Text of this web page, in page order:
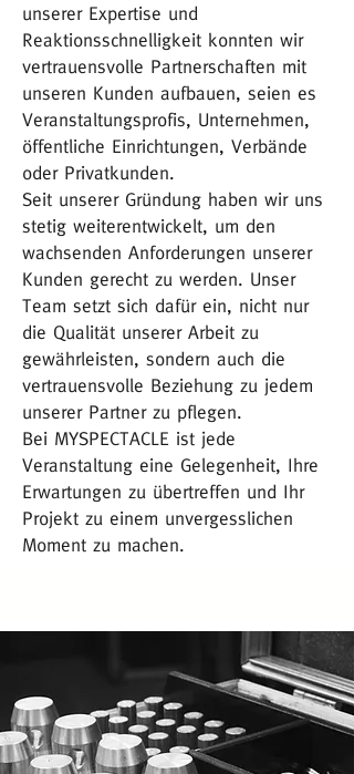
unserer Expertise und
Reaktionsschnelligkeit konnten wir
vertrauensvolle Partnerschaften mit
unseren Kunden aufbauen, seien es
Veranstaltungsprofis, Unternehmen,
öffentliche Einrichtungen, Verbände
oder Privatkunden.
Seit unserer Gründung haben wir uns
stetig weiterentwickelt, um den
wachsenden Anforderungen unserer
Kunden gerecht zu werden. Unser
Team setzt sich dafür ein, nicht nur
die Qualität unserer Arbeit zu
gewährleisten, sondern auch die
vertrauensvolle Beziehung zu jedem
unserer Partner zu pflegen.
Bei MYSPECTACLE ist jede
Veranstaltung eine Gelegenheit, Ihre
Erwartungen zu übertreffen und Ihr
Projekt zu einem unvergesslichen
Moment zu machen.